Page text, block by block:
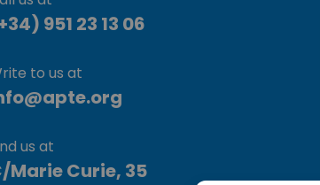
951 23 13 06
to us at
us at
Marie Curie, 35